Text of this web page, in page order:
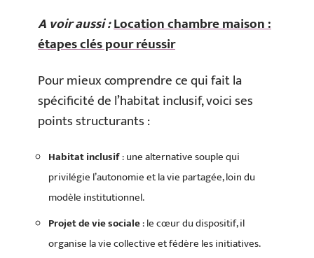
A voir aussi :Location chambre maison :
étapes clés pour réussir
Pour mieux comprendre ce qui fait la
spécificité de l’habitat inclusif, voici ses
points structurants :
Habitat inclusif: une alternative souple qui
privilégie l’autonomie et la vie partagée, loin du
modèle institutionnel.
Projet de vie sociale: le cœur du dispositif, il
organise la vie collective et fédère les initiatives.